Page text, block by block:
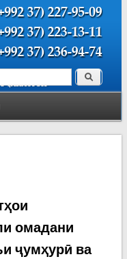
Поиск
омадани
ҷумҳурӣ ва